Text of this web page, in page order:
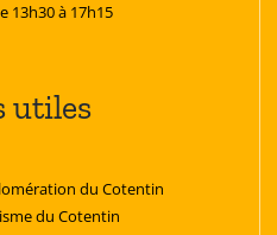
13h30 à 17h15
utiles
du Cotentin
du Cotentin